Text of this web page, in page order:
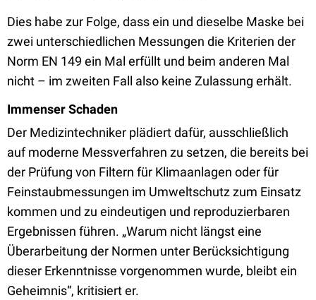
Dies habe zur Folge, dass ein und dieselbe Maske bei
zwei unterschiedlichen Messungen die Kriterien der
Norm EN 149 ein Mal erfüllt und beim anderen Mal
nicht – im zweiten Fall also keine Zulassung erhält.
Immenser Schaden
Der Medizintechniker plädiert dafür, ausschließlich
auf moderne Messverfahren zu setzen, die bereits bei
der Prüfung von Filtern für Klimaanlagen oder für
Feinstaubmessungen im Umweltschutz zum Einsatz
kommen und zu eindeutigen und reproduzierbaren
Ergebnissen führen. „Warum nicht längst eine
Überarbeitung der Normen unter Berücksichtigung
dieser Erkenntnisse vorgenommen wurde, bleibt ein
Geheimnis“, kritisiert er.